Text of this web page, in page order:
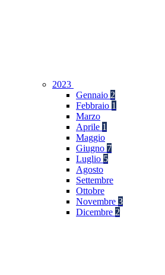
2023
Gennaio 2
Febbraio 1
Marzo
Aprile 1
Maggio
Giugno 7
Luglio 5
Agosto
Settembre
Ottobre
Novembre 3
Dicembre 2